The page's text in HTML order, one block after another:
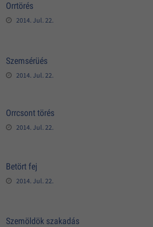
Orrtörés
2014. Jul. 22.
Szemsérüés
2014. Jul. 22.
Orrcsont törés
2014. Jul. 22.
Betört fej
2014. Jul. 22.
Szemöldök szakadás